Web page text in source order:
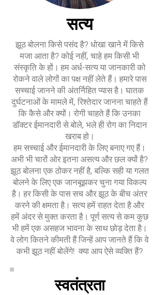
सत्य
झूठ बोलना किसे पसंद है? धोखा खाने में किसे
मजा आता है? कोई नहीं, चाहे हम किसी भी
संस्कृति के हों। हम अर्ध-सत्य या जानकारी को
रोकने वाले लोगों का पक्ष नहीं लेते हैं। हमारे पास
सच्चाई जानने की अंतर्निहित प्यास है। घातक
दुर्घटनाओं के मामले में, रिश्तेदार जानना चाहते हैं
कि कैसे और क्यों। रोगी चाहते हैं कि उनका
डॉक्टर ईमानदारी से बोले, भले ही रोग का निदान
खराब हो।
हम सच्चाई और ईमानदारी के लिए बनाए गए हैं।
अभी भी चारों ओर इतना असत्य और छल क्यों है?
झूठ बोलना एक ठोकर नहीं है, बल्कि सही या गलत
बोलने के लिए एक जानबूझकर चुना गया विकल्प
है। हर किसी के पास सच और झूठ के बीच अंतर
करने की क्षमता है। सत्य हमें राहत देता है और
हमें अंदर से मुक्त करता है। पूर्ण सत्य से कम कुछ
भी हमें एक असहज भावना के साथ छोड़ देता है।
वे लोग कितने कीमती हैं जिन्हें आप जानते हैं कि वे
कभी झूठ नहीं बोलेंगे! क्या आप ऐसे व्यक्ति हैं?
स्वतंत्रता